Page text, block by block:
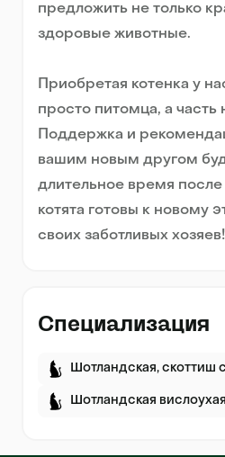
предложить не только
здоровые животные.
Приобретая котенка у
просто питомца, а
Поддержка и
вашим новым другом
длительное время
котята готовы к новому
своих заботливых хозяев!
Специализация
Шотландская, скоттиш
Шотландская